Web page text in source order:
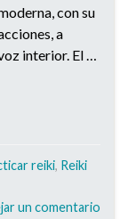
con su
a
interior. El …
reiki, Reiki
un comentario